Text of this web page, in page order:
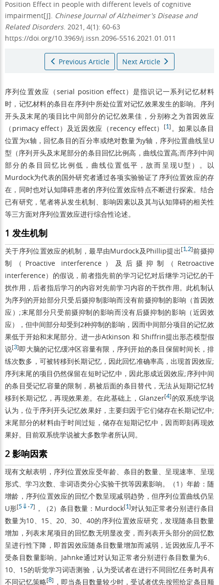
Position Effect in people with different levels of cognitive
impairment[J]. Chinese Journal of Alzheimer's Disease and
Related Disorders. 2021, 4(1): 60-63
https://doi.org/10.3969/j.issn.2096-5516.2021.01.011
Previous Article Next Article
序列位置效应（serial position effect）是指识记一系列记忆材料
时，记忆材料的条目在序列中所处位置对记忆效果发生的影响。序列
开头及末尾的项目比中间部分的记忆效果佳，分别称之为首因效应
（primacy effect）及近因效应（recency effect）
[1] 。如果以条目
位置为x轴，回忆条目的百分率或绝对数量为y轴，序列位置曲线呈U
型（序列开头及末尾部分的条目回忆比例高，曲线位置高;而序列中间
部分的条目回忆比例低，曲线位置低平，故而呈现U型）。以
Murdock为代表的国外研究者通过各项实验验证了序列位置效应的存
在，同时也对认知障碍患者的序列位置效应特点不断进行探索。结合
已有研究，笔者将从发生机制、影响因素以及其与认知障碍的相关性
等三方面对序列位置效应进行综合性论述。
1 发生机制
关于序列位置效应的机制，最早由Murdock及Phillip提出 [1,2]前摄抑
制（Proactive interference）及后摄抑制（Retroactive
interference）的假说，前者指先前的学习记忆对后继学习记忆的干
扰作用，后者指后学习的内容对先前学习内容的干扰作用。此机制认
为序列的开始部分只受后摄抑制影响而没有前摄抑制的影响（首因效
应）;末尾部分只受前摄抑制的影响而没有后摄抑制的影响（近因效
应），但中间部分却受到2种抑制的影响，因而中间部分项目的记忆效
果低于开始和末尾部分。进一步Atkinson 和 Shiffrin提出形态模型假
说[3]即大脑的记忆缓冲区容量有限，序列开始的条目保留时间长，排
练次数多，可被转移到长期记忆，因此回忆准确率高，出现首因效应;
序列末尾的项目仍然保留在短时记忆中，因此形成近因效应;序列中间
的条目受记忆容量的限制，易被后面的条目替代，无法从短期记忆转
移到长期记忆，再现效果差。在此基础上，Glanzer[4] 的双系统学说
认为，位于序列开头记忆效果好，主要归因于它们储存在长期记忆中;
末尾部分的材料由于时间过短，储存在短期记忆中，因而即刻再现效
果好。目前双系统学说被大多数学者所认同。
2 影响因素
现有文献表明，序列位置效应受年龄、条目的数量、呈现速率、呈现
形式、学习次数、非词语类分心实验干扰等因素影响。（1）年龄：随
增龄，序列位置效应的回忆个数呈现减弱趋势，但序列位置曲线仍呈
U形[5 ⇓-7] ，（2）条目数量：Murdock[1]对认知正常者分别进行条目
数量为10、15、20、30、40的序列位置效应研究，发现随条目数量
增加，列表末尾项目的回忆数无明显改变，而列表开头部分的回忆数
呈进行性下降，即首因效应随条目数量增加而减弱，近因效应几乎不
受条目数量影响。Jahnke通过对认知正常者分别进行条目数量为6、
10、15的听觉学习词语测验，认为受试者在进行不同回忆任务时具有
不同记忆策略[8] ，即当条目数量较少时，受试者优先按照给定条目顺